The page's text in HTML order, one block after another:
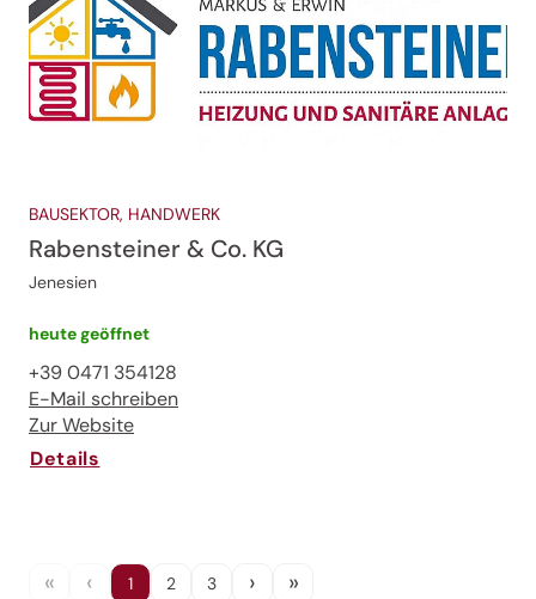
BAUSEKTOR, HANDWERK
Rabensteiner & Co. KG
Jenesien
heute geöffnet
+39 0471 354128
E-Mail schreiben
Zur Website
Details
« ‹ 1 2 3 › »